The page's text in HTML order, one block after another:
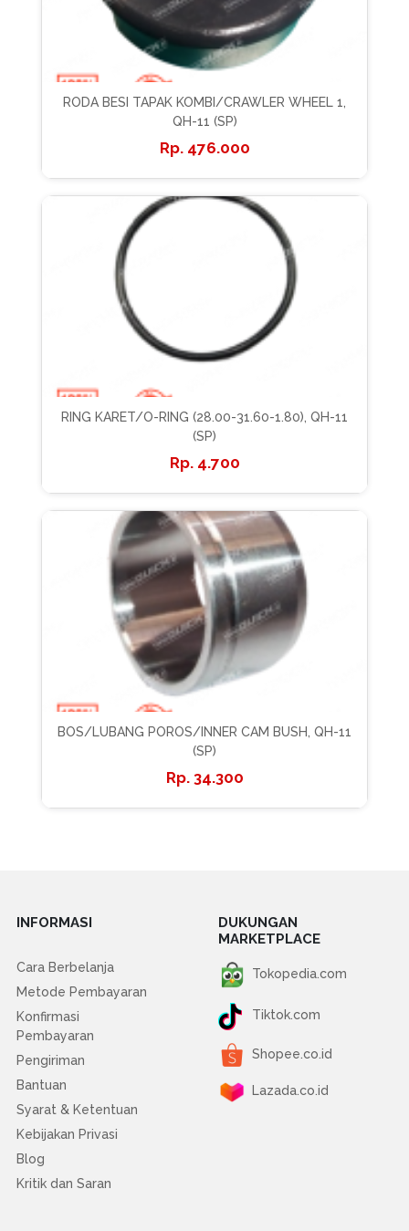
RODA BESI TAPAK KOMBI/CRAWLER WHEEL 1,
QH-11 (SP)
476.000
RING KARET/O-RING (28.00-31.60-1.80), QH-11
(SP)
4.700
BOS/LUBANG POROS/INNER CAM BUSH, QH-11
(SP)
34.300
INFORMASI
Cara Berbelanja
Metode Pembayaran
Konfirmasi
Pembayaran
Pengiriman
Bantuan
Syarat & Ketentuan
Kebijakan Privasi
Blog
Kritik dan Saran
DUKUNGAN
MARKETPLACE
Tokopedia.com
Tiktok.com
Shopee.co.id
Lazada.co.id